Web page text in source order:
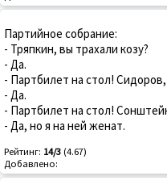
Партийное собрание:
- Тряпкин, вы трахали козу?
- Да.
- Партбилет на стол! Сидоров,
- Да.
- Партбилет на стол!
- Да, но я на ней женат.
Рейтинг: 14/3 (4.67)
Добавлено: